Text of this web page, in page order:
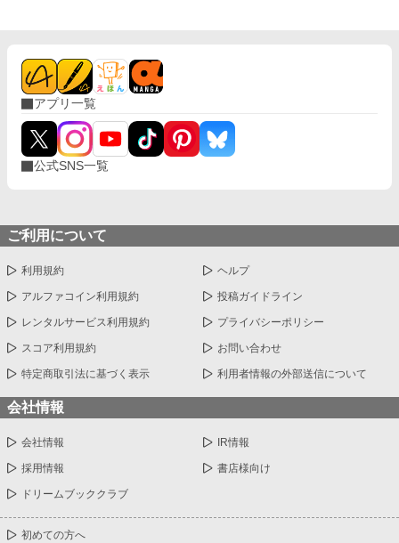
アプリ一覧
公式SNS一覧
ご利用について
利用規約 ヘルプ
アルファコイン利用規約 投稿ガイドライン
レンタルサービス利用規約 プライバシーポリシー
スコア利用規約 お問い合わせ
特定商取引法に基づく表示 利用者情報の外部送信について
会社情報
会社情報 IR情報
採用情報 書店様向け
ドリームブッククラブ
初めての方へ